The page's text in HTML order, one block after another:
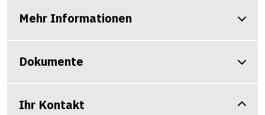
Mehr Informationen
Dokumente
Ihr Kontakt